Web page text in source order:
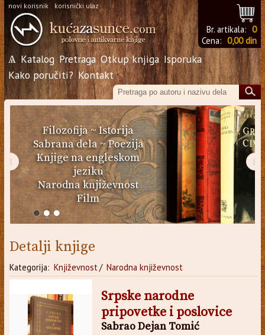
novi korisnik korisnički ulaz
Br. artikala: 0
Cena: 0,00 din
Ѧ Katalog Pretraga Otkup knjiga Isporuka
Kako poručiti? Kontakt
Filozofija~Istorija
Sabrana dela~Poezija
Knjige na engleskom
jeziku
Narodna književnost
Film
‹ ›
Detalji knjige
Kategorija: Književnost/ Narodna književnost
Srpske narodne
pripovetke i poslovice
Sabrao Dejan Tomić